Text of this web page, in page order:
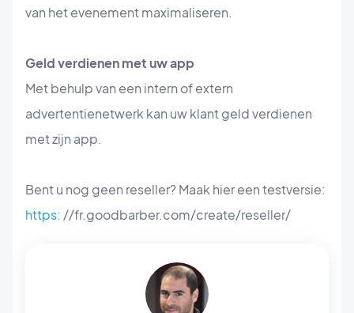
van het evenement maximaliseren.
Geld verdienen met uw app
Met behulp van een intern of extern
advertentienetwerk kan uw klant geld verdienen
met zijn app.
Bent u nog geen reseller? Maak hier een testversie:
https: //fr.goodbarber.com/create/reseller/